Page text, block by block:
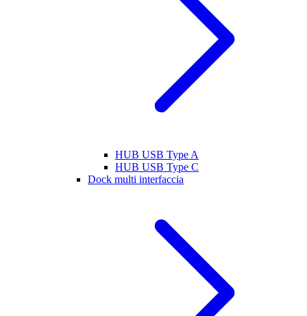
HUB USB Type A
HUB USB Type C
Dock multi interfaccia